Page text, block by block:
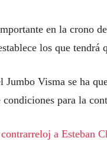
en la crono
los que tendrá
Visma se ha
condiciones para la
a Esteban